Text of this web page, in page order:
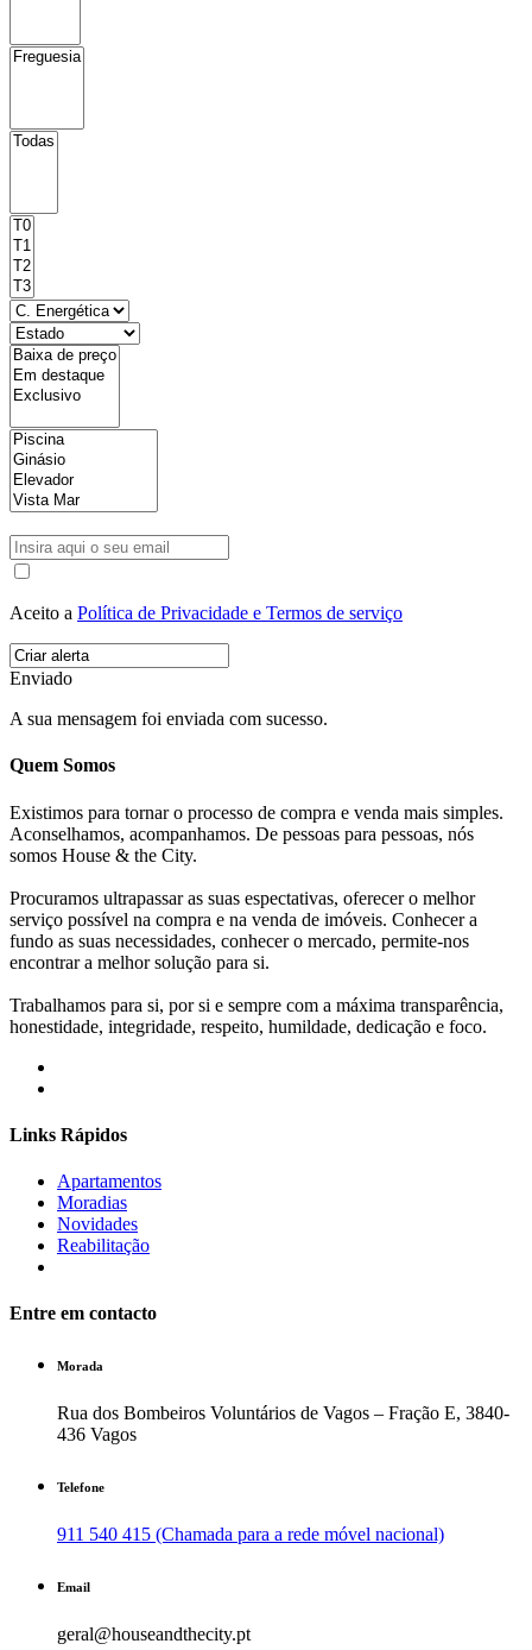
Aceito a Política de Privacidade e Termos de serviço
Enviado
A sua mensagem foi enviada com sucesso.
Quem Somos
Existimos para tornar o processo de compra e venda mais simples.
Aconselhamos, acompanhamos. De pessoas para pessoas, nós
somos House & the City.
Procuramos ultrapassar as suas espectativas, oferecer o melhor
serviço possível na compra e na venda de imóveis. Conhecer a
fundo as suas necessidades, conhecer o mercado, permite-nos
encontrar a melhor solução para si.
Trabalhamos para si, por si e sempre com a máxima transparência,
honestidade, integridade, respeito, humildade, dedicação e foco.
Links Rápidos
Apartamentos
Moradias
Novidades
Reabilitação
Entre em contacto
Morada
Rua dos Bombeiros Voluntários de Vagos – Fração E, 3840-
436 Vagos
Telefone
911 540 415 (Chamada para a rede móvel nacional)
Email
geral@houseandthecity.pt